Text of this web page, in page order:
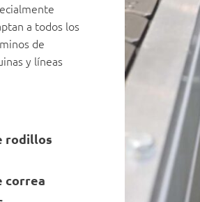
a todos los
de
y líneas
rodillos
correa